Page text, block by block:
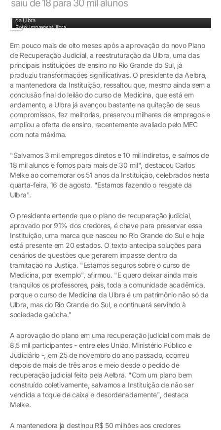
saiu de 18 para 30 mil alunos
da Ulbra
Foto: Imprensa/Ulbra
Em pouco mais de oito meses após a aprovação do novo Plano
de Recuperação Judicial, a reestruturação da Ulbra, uma das
principais instituições de ensino no Rio Grande do Sul, já
produziu transformações significativas. O presidente da Aelbra,
a mantenedora da Instituição, ressaltou que, mesmo ainda sem a
conclusão final do leilão do curso de Medicina, que está em
andamento, a Ulbra já avançou bastante na quitação de seus
compromissos, fez melhorias, preservou milhares de empregos e
ampliou a oferta de ensino, recentemente avaliado pelo MEC
com nota máxima.
"Salvamos 3 mil empregos diretos e 10 mil indiretos, e saímos de
18 mil alunos e fomos para mais de 30 mil", destacou Carlos
Melke ao comemorar os 51 anos da Instituição, celebrados nesta
quarta-feira, 16 de agosto. "Estamos fazendo o resgate da
Ulbra".
O presidente entende que o plano de recuperação judicial,
aprovado por 91% dos credores, é chave para preservar essa
Instituição, uma marca que nasceu no Rio Grande do Sul e hoje
está presente em 20 estados. O texto antecipa soluções para
cenários de questões que gerarem impasse dentro da
tramitação na Justiça. "Estamos seguros sobre o curso de
Medicina, por exemplo", afirmou. "E quero deixar ainda mais
tranquilos os professores, pais, toda a comunidade acadêmica,
porque o curso de Medicina da Ulbra é um patrimônio não só da
Ulbra, mas do Rio Grande do Sul, e continuará servindo à
sociedade gaúcha."
A aprovação do plano em uma recuperação judicial com mais de
8,5 mil participantes - entre eles União, Ministério Público e
Judiciário -, em 25 de novembro do ano passado, ocorreu
depois de mais de três anos e meio desde o pedido de
recuperação judicial feito pela Aelbra. "Com um plano bem
construído coletivamente, salvamos a Instituição de não ser
vendida a toque de caixa e desordenadamente", destaca
Melke.
A mantenedora já destinou R$ 50 milhões aos credores